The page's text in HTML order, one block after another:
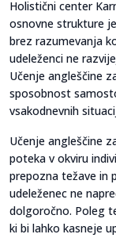
Holistični center
osnovne strukture
brez razumevanja
udeleženci ne
Učenje angleščine
sposobnost
vsakodnevnih
Učenje angleščine
poteka v okviru
prepozna težave in
udeleženec ne
dolgoročno. Poleg
ki bi lahko kasneje